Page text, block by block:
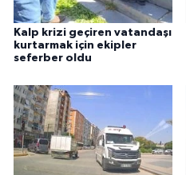
Kalp krizi geçiren vatandaşı
kurtarmak için ekipler
seferber oldu